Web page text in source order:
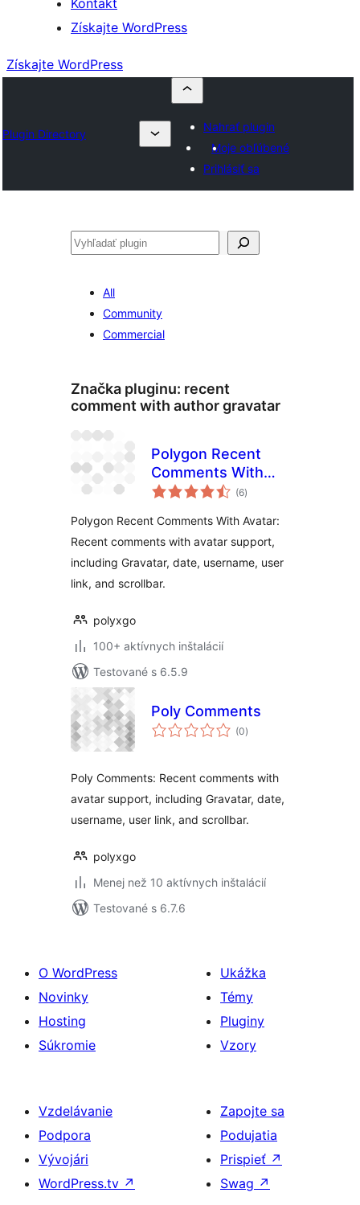
Kontakt
Získajte WordPress
Získajte WordPress
Plugin Directory
Nahrať plugin
Moje obľúbené
Prihlásiť sa
Hľadať
All
Community
Commercial
Značka pluginu: recent
comment with author gravatar
Polygon Recent
Comments With
Avatar
(6celkové
hodnotenie
)
Polygon Recent Comments With Avatar:
Recent comments with avatar support,
including Gravatar, date, username, user
link, and scrollbar.
polyxgo
100+ aktívnych inštalácií
Testované s 6.5.9
Poly Comments
(0celkové
hodnotenie
)
Poly Comments: Recent comments with
avatar support, including Gravatar, date,
username, user link, and scrollbar.
polyxgo
Menej než 10 aktívnych inštalácií
Testované s 6.7.6
O WordPress
Novinky
Hosting
Súkromie
Ukážka
Témy
Pluginy
Vzory
Vzdelávanie
Podpora
Vývojári
WordPress.tv ↗
Zapojte sa
Podujatia
Prispieť ↗
Swag ↗